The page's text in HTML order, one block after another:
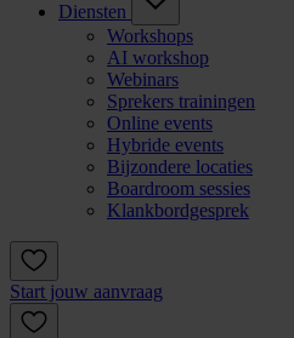
Diensten
Workshops
AI workshop
Webinars
Sprekers trainingen
Online events
Hybride events
Bijzondere locaties
Boardroom sessies
Klankbordgesprek
Start jouw aanvraag